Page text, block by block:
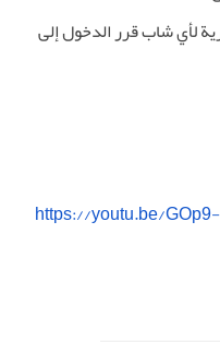
لأي شاب قرر الدخول إلى
https://youtu.be/